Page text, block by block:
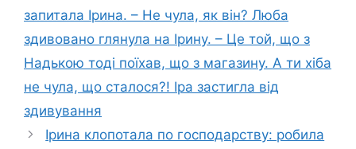
запитала Ірина. – Не чула, як він? Люба
здивовано глянула на Ірину. – Це той, що з
Надькою тоді поїхав, що з магазину. А ти хіба
не чула, що сталося?! Іра застигла від
здивування
Ірина клопотала по господарству: робила